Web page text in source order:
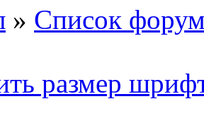
» Список
размер